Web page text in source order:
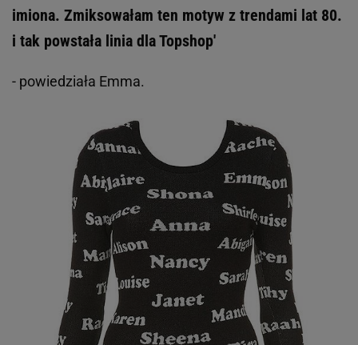
imiona. Zmiksowałam ten motyw z trendami lat 80.
i tak powstała linia dla Topshop'
- powiedziała Emma.